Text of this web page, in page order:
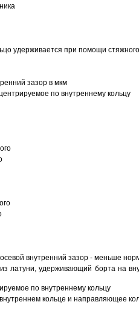
удерживается при помощи
зазор в мкм
по внутреннему кольцу
внутренний зазор - меньше
латуни, удерживающий борта на
по внутреннему кольцу
кольце и направляющее